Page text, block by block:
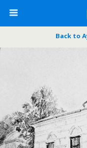
Back to